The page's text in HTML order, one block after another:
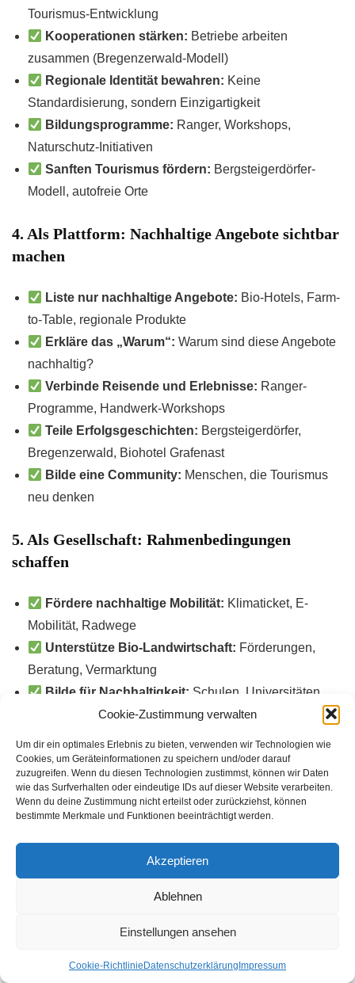
Cookie-Zustimmung verwalten
Um dir ein optimales Erlebnis zu bieten, verwenden wir Technologien wie
Cookies, um Geräteinformationen zu speichern und/oder darauf
zuzugreifen. Wenn du diesen Technologien zustimmst, können wir Daten
wie das Surfverhalten oder eindeutige IDs auf dieser Website verarbeiten.
Wenn du deine Zustimmung nicht erteilst oder zurückziehst, können
bestimmte Merkmale und Funktionen beeinträchtigt werden.
Akzeptieren
Ablehnen
Einstellungen ansehen
Cookie-Richtlinie Datenschutzerklärung Impressum
Tourismus-Entwicklung
Kooperationen stärken: Betriebe arbeiten
zusammen (Bregenzerwald-Modell)
Regionale Identität bewahren: Keine
Standardisierung, sondern Einzigartigkeit
Bildungsprogramme: Ranger, Workshops,
Naturschutz-Initiativen
Sanften Tourismus fördern: Bergsteigerdörfer-
Modell, autofreie Orte
4. Als Plattform: Nachhaltige Angebote sichtbar
machen
Liste nur nachhaltige Angebote: Bio-Hotels, Farm-
to-Table, regionale Produkte
Erkläre das „Warum“: Warum sind diese Angebote
nachhaltig?
Verbinde Reisende und Erlebnisse: Ranger-
Programme, Handwerk-Workshops
Teile Erfolgsgeschichten: Bergsteigerdörfer,
Bregenzerwald, Biohotel Grafenast
Bilde eine Community: Menschen, die Tourismus
neu denken
5. Als Gesellschaft: Rahmenbedingungen
schaffen
Fördere nachhaltige Mobilität: Klimaticket, E-
Mobilität, Radwege
Unterstütze Bio-Landwirtschaft: Förderungen,
Beratung, Vermarktung
Bilde für Nachhaltigkeit: Schulen, Universitäten,
Erwachsenenbildung
bestimmen über Tourismus
Feiere Vielfalt:Jede Region ist einzigartig – keine
Massenware
„Nachhaltiger Konsum ist keine
Einzelleistung. Nachhaltiger Konsum ist
eine gemeinsame Bewegung.“